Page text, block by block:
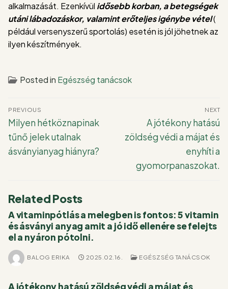
alkalmazását. Ezenkívül idősebb korban, abetegségek
utáni lábadozáskor, valamint erőteljes igénybe vétel(
például versenyszerű sportolás) esetén is jól jöhetnek az
ilyen készítmények.
Posted in Egészség tanácsok
Bejegyzés
navigáció
PREVIOUS
Previous
post:
Milyen hétköznapinak
tűnő jelek utalnak
ásványianyag hiányra?
NEXT
Next
post:
A jótékony hatású
zöldség védi a májat és
enyhíti a
gyomorpanaszokat.
Related Posts
A vitaminpótlás a melegben is fontos: 5 vitamin
és ásványi anyag amit a jó idő ellenére se felejts
el a nyáron pótolni.
BALOG ERIKA 2025.02.16. EGÉSZSÉG TANÁCSOK
A jótékony hatású zöldség védi a májat és